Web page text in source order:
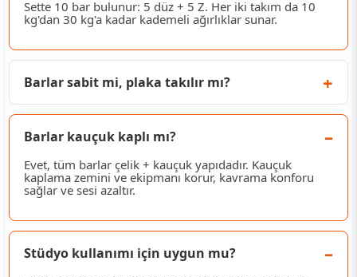
Sette 10 bar bulunur: 5 düz + 5 Z. Her iki takım da 10
kg'dan 30 kg'a kadar kademeli ağırlıklar sunar.
Barlar sabit mi, plaka takılır mı?
Barlar kauçuk kaplı mı?
Evet, tüm barlar çelik + kauçuk yapıdadır. Kauçuk
kaplama zemini ve ekipmanı korur, kavrama konforu
sağlar ve sesi azaltır.
Stüdyo kullanımı için uygun mu?